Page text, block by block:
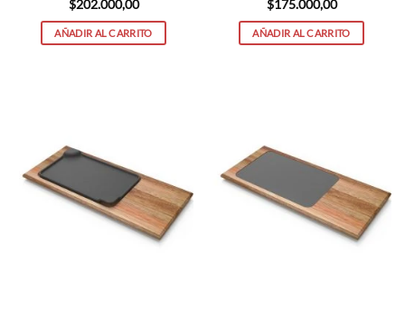
$202.000,00
AÑADIR AL CARRITO
$175.000,00
AÑADIR AL CARRITO